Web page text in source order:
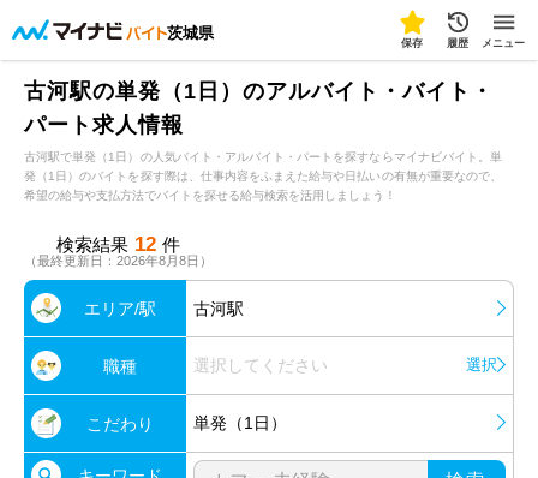
茨城県
保存 履歴 メニュー
古河駅の単発（1日）のアルバイト・バイト・
パート求人情報
古河駅で単発（1日）の人気バイト・アルバイト・パートを探すならマイナビバイト。単
発（1日）のバイトを探す際は、仕事内容をふまえた給与や日払いの有無が重要なので、
希望の給与や支払方法でバイトを探せる給与検索を活用しましょう！
検索結果 12 件
（最終更新日：2026年8月8日）
エリア/駅 古河駅
職種 選択してください 選択
こだわり 単発（1日）